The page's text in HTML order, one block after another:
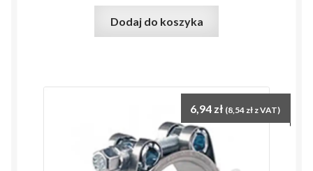
Dodaj do koszyka
6,94 zł (8,54 zł z VAT)